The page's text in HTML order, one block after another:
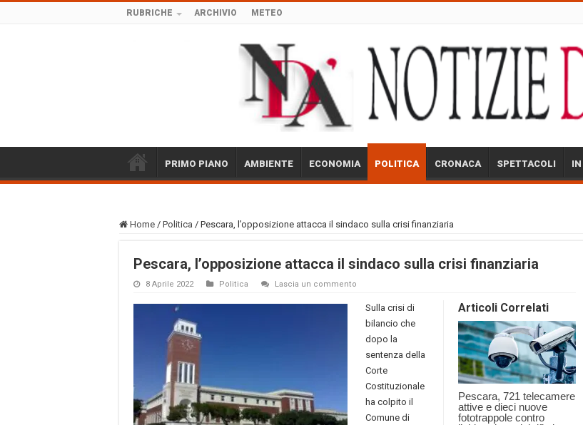
RUBRICHE ARCHIVIO METEO
PRIMO PIANO AMBIENTE ECONOMIA POLITICA CRONACA SPETTACOLI IN
Home / Politica / Pescara, l’opposizione attacca il sindaco sulla crisi finanziaria
Pescara, l’opposizione attacca il sindaco sulla crisi finanziaria
8 Aprile 2022 Politica Lascia un commento
Articoli Correlati
Pescara, 721 telecamere
attive e dieci nuove
fototrappole contro
Sulla crisi di
bilancio che
dopo la
sentenza della
Corte
Costituzionale
ha colpito il
Comune di